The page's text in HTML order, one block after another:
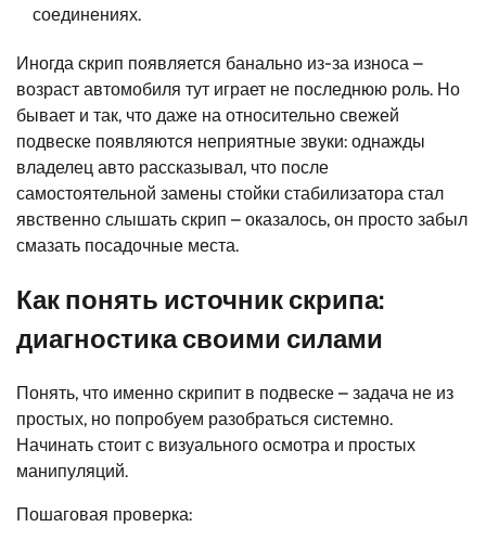
соединениях.
Иногда скрип появляется банально из-за износа –
возраст автомобиля тут играет не последнюю роль. Но
бывает и так, что даже на относительно свежей
подвеске появляются неприятные звуки: однажды
владелец авто рассказывал, что после
самостоятельной замены стойки стабилизатора стал
явственно слышать скрип – оказалось, он просто забыл
смазать посадочные места.
Как понять источник скрипа:
диагностика своими силами
Понять, что именно скрипит в подвеске – задача не из
простых, но попробуем разобраться системно.
Начинать стоит с визуального осмотра и простых
манипуляций.
Пошаговая проверка: